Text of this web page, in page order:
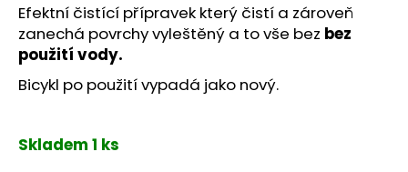
Efektní čistící přípravek který čistí a zároveň
zanechá povrchy vyleštěný a to vše bez bez
použití vody.
Bicykl po použití vypadá jako nový.
Skladem 1 ks
HLEDAT
D
o